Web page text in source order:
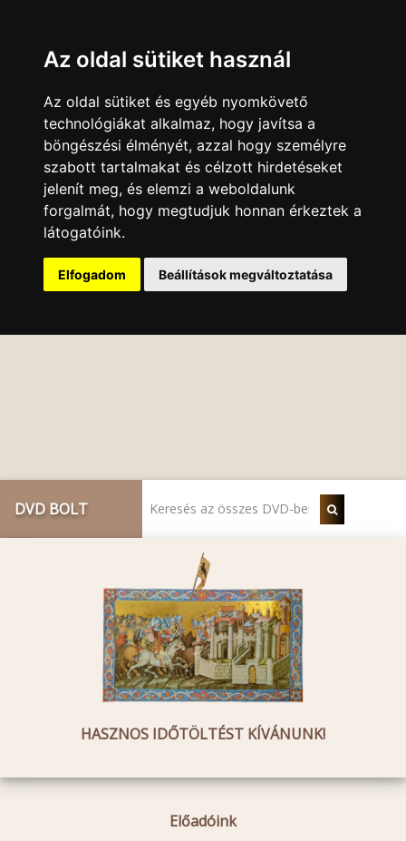
Az oldal sütiket használ
Az oldal sütiket és egyéb nyomkövető
technológiákat alkalmaz, hogy javítsa a
böngészési élményét, azzal hogy személyre
szabott tartalmakat és célzott hirdetéseket
jelenít meg, és elemzi a weboldalunk
forgalmát, hogy megtudjuk honnan érkeztek a
látogatóink.
Elfogadom Beállítások megváltoztatása
DVD BOLT
HASZNOS IDŐTÖLTÉST KÍVÁNUNK!
Előadóink